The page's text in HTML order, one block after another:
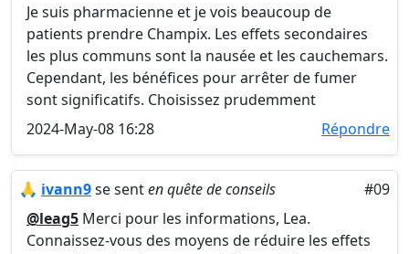
Je suis pharmacienne et je vois beaucoup de
patients prendre Champix. Les effets secondaires
les plus communs sont la nausée et les cauchemars.
Cependant, les bénéfices pour arrêter de fumer
sont significatifs. Choisissez prudemment
2024-May-08 16:28
Répondre
🙏 ivann9se senten quête de conseils
#09
@leag5 Merci pour les informations, Lea.
Connaissez-vous des moyens de réduire les effets